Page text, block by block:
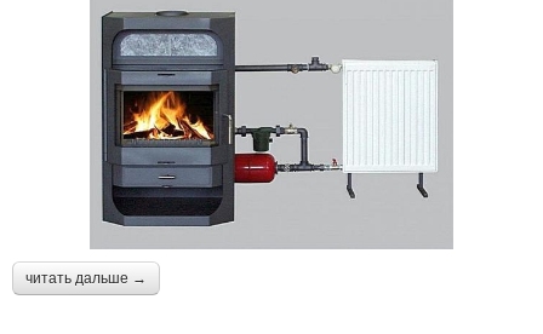
читать дальше →